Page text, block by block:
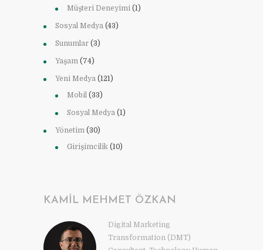
Müşteri Deneyimi (1)
Sosyal Medya (43)
Sunumlar (3)
Yaşam (74)
Yeni Medya (121)
Mobil (33)
Sosyal Medya (1)
Yönetim (30)
Girişimcilik (10)
KAMIL MEHMET ÖZKAN
Digital Marketing
Transformation (DMT)